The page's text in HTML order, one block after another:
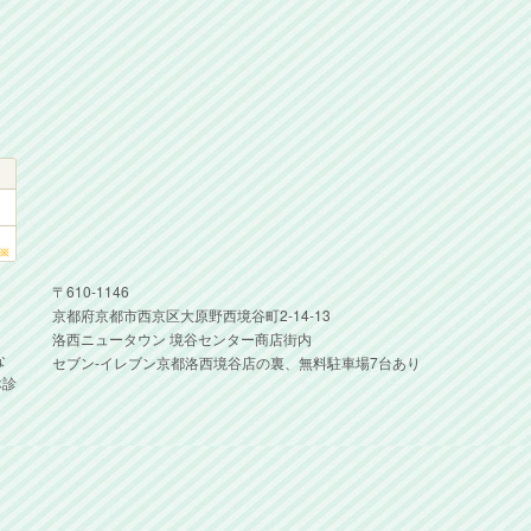
〒610-1146
京都府京都市西京区大原野西境谷町2-14-13
洛西ニュータウン 境谷センター商店街内
セブン-イレブン京都洛西境谷店の裏、無料駐車場7台あり